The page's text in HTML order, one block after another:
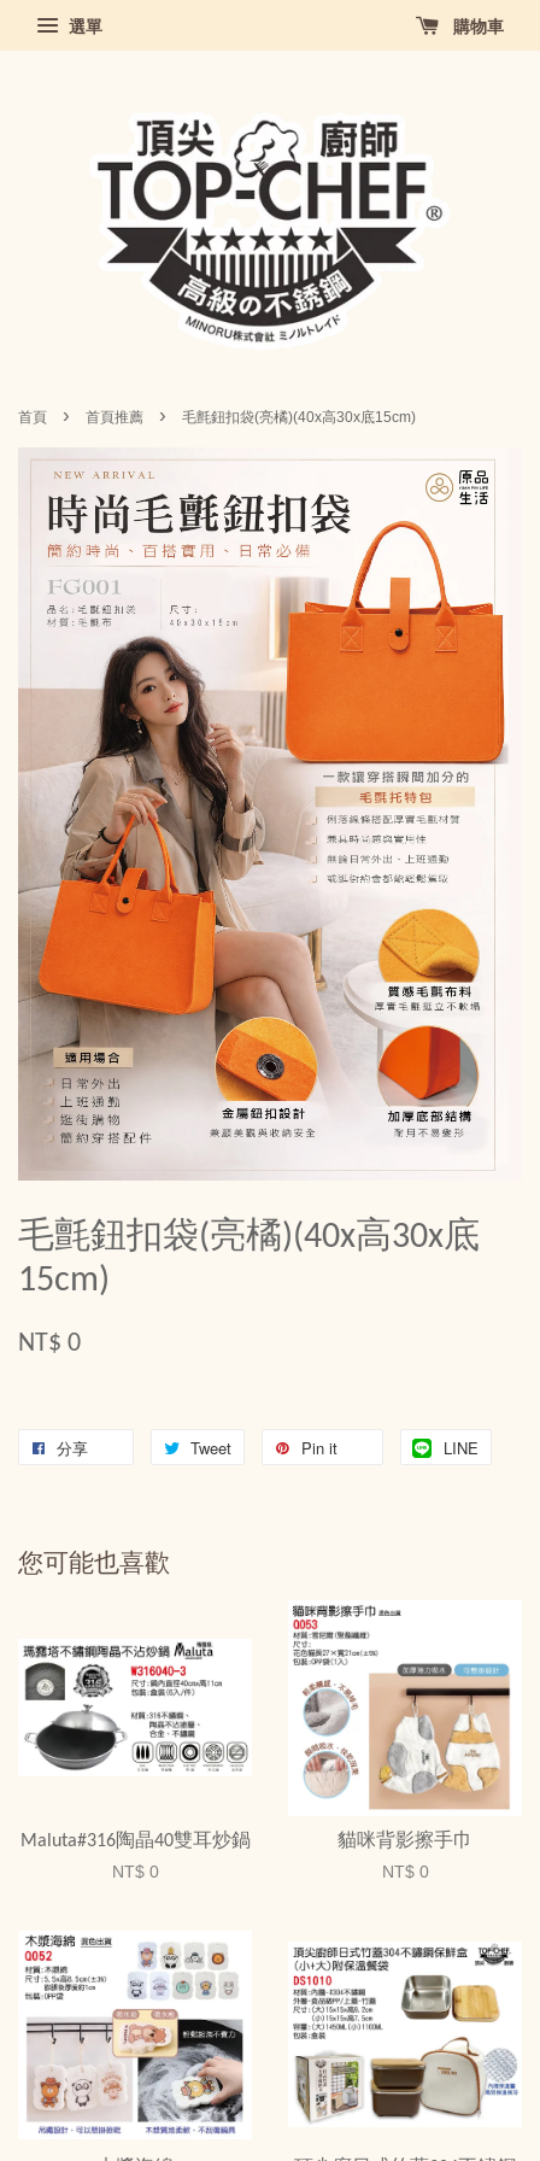
選單 購物車
首頁 › 首頁推薦 › 毛氈鈕扣袋(亮橘)(40x高30x底15cm)
毛氈鈕扣袋(亮橘)(40x高30x底
15cm)
NT$ 0
分享 Tweet Pin it LINE
您可能也喜歡
Maluta#316陶晶40雙耳炒鍋
NT$ 0
貓咪背影擦手巾
NT$ 0